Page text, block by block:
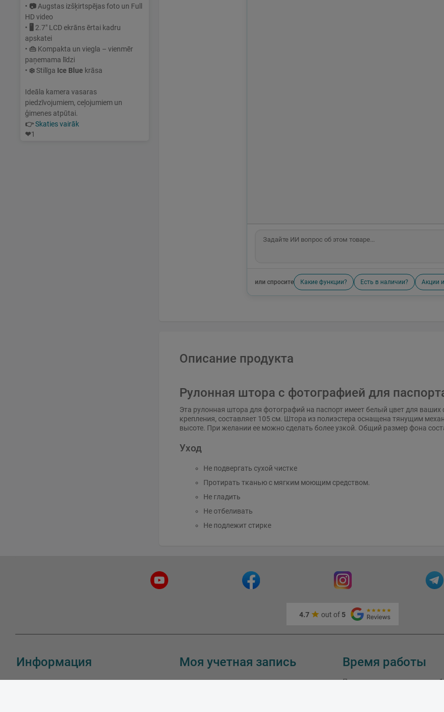
• 📷 Augstas izšķirtspējas foto un Full
HD video
• 🖥 2.7" LCD ekrāns ērtai kadru
apskatei
• 👜 Kompakta un viegla – vienmēr
paņemama līdzi
• ❄️Stilīga Ice Blue krāsa
Ideāla kamera vasaras
piedzīvojumiem, ceļojumiem un
ģimenes atpūtai.
👉Skaties vairāk
❤1
или спросите Какие функции? Есть в наличии? Акции
Описание продукта
Рулонная штора с фотографией для
Эта рулонная штора для фотографий на паспорт имеет белый цвет для
крепления, составляет 105 см. Штора из полиэстера оснащена тянущим
высоте. При желании ее можно сделать более узкой. Общий размер фона
Уход
Не подвергать сухой чистке
Протирать тканью с мягким моющим средством.
Не гладить
Не отбеливать
Не подлежит стирке
4.7 out of 5
Информация
О нас
Моя учетная запись
Мои заказы
Время работы
Понедельник: